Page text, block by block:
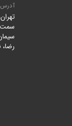
آدرس
سمت